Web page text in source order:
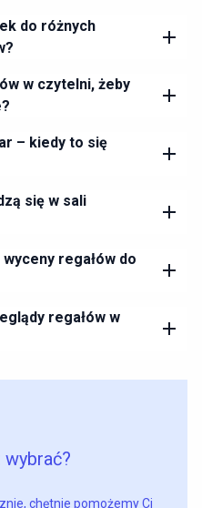
do różnych
w czytelni, żeby
– kiedy to się
się w sali
regałów do
regałów w
chętnie pomożemy Ci